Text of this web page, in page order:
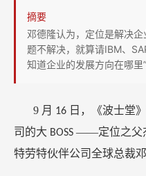
摘要
邓德隆认为，定位是解决
题不解决，就算请IBM、
知道企业的发展方向在哪里”
9 月 16 日，《波士堂
司的大 BOSS ——定位之父
特劳特伙伴公司全球总裁邓